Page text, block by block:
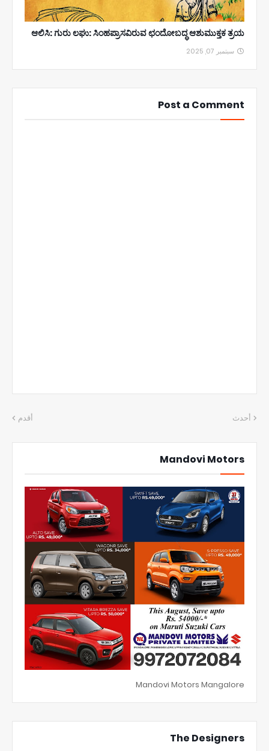
ಆಲಿಸಿ: ಗುರು ಲಘು: ಸಿಂಹಪ್ರಾಸವಿರುವ ಛಂದೋಬದ್ಧ ಆಶುಮುಕ್ತಕ ತ್ರಯ
سبتمبر 07, 2025
Post a Comment
أحدث أقدم
Mandovi Motors
Mandovi Motors Mangalore
The Designers